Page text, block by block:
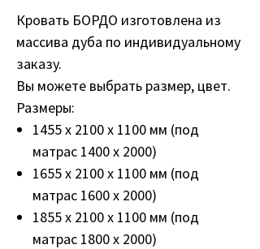
Кровать БОРДО изготовлена из
массива дуба по индивидуальному
заказу.
Вы можете выбрать размер, цвет.
Размеры:
1455 х 2100 х 1100 мм (под
матрас 1400 х 2000)
1655 х 2100 х 1100 мм (под
матрас 1600 х 2000)
1855 х 2100 х 1100 мм (под
матрас 1800 х 2000)